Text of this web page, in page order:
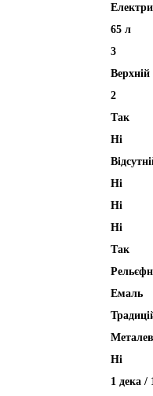
65 л
3
Верхній
2
Так
Ні
Ні
Ні
Ні
Так
Емаль
Hi
1 дека /